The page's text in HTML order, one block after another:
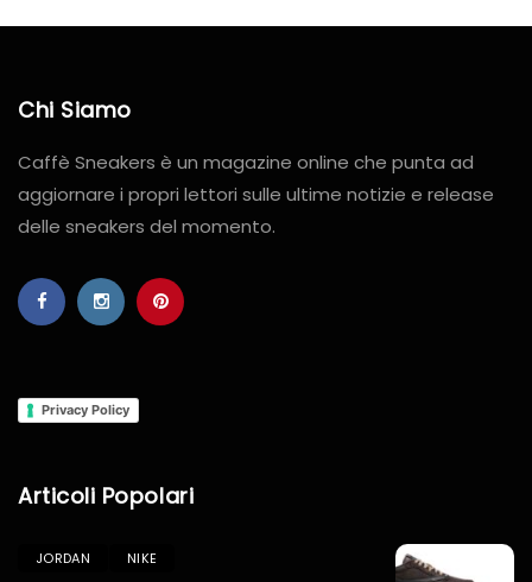
Chi Siamo
Caffè Sneakers è un magazine online che punta ad
aggiornare i propri lettori sulle ultime notizie e release
delle sneakers del momento.
Privacy Policy
Articoli Popolari
JORDAN NIKE